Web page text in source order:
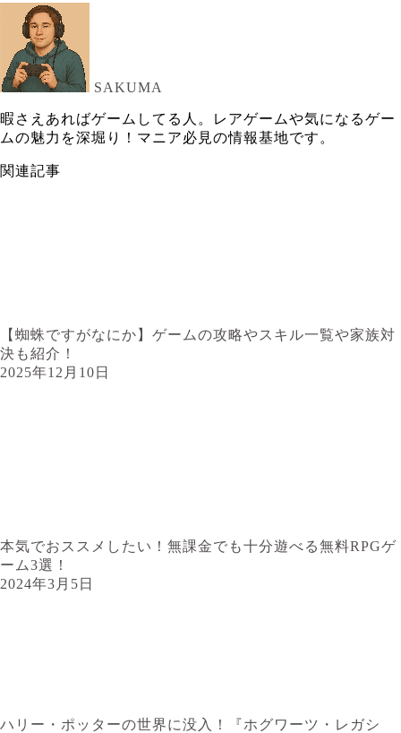
SAKUMA
暇さえあればゲームしてる人。レアゲームや気になるゲー
ムの魅力を深堀り！マニア必見の情報基地です。
関連記事
【蜘蛛ですがなにか】ゲームの攻略やスキル一覧や家族対
決も紹介！
2025年12月10日
本気でおススメしたい！無課金でも十分遊べる無料RPGゲ
ーム3選！
2024年3月5日
ハリー・ポッターの世界に没入！『ホグワーツ・レガシ